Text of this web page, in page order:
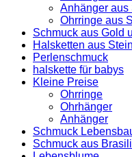
Anhänger aus
Ohrringe aus
Schmuck aus Gold
Halsketten aus
Perlenschmuck
halskette für babys
Kleine Preise
Ohrringe
Ohrhänger
Anhänger
Schmuck
Schmuck aus